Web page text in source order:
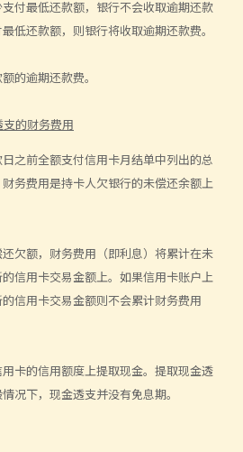
付最低还款额，银行不会收取逾期还款
低还款额，则银行将收取逾期还款费。
的逾期还款费。
的财务费用
之前全额支付信用卡月结单中列出的总
务费用是持卡人欠银行的未偿还余额上
欠额，财务费用（即利息）将累计在未
信用卡交易金额上。如果信用卡账户上
信用卡交易金额则不会累计财务费用
卡的信用额度上提取现金。提取现金透
况下，现金透支并没有免息期。
牌照或转换处所？
禁制
如何处理？
法律责任
款类型?